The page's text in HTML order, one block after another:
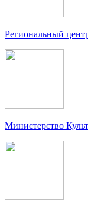
Региональный
Министерство